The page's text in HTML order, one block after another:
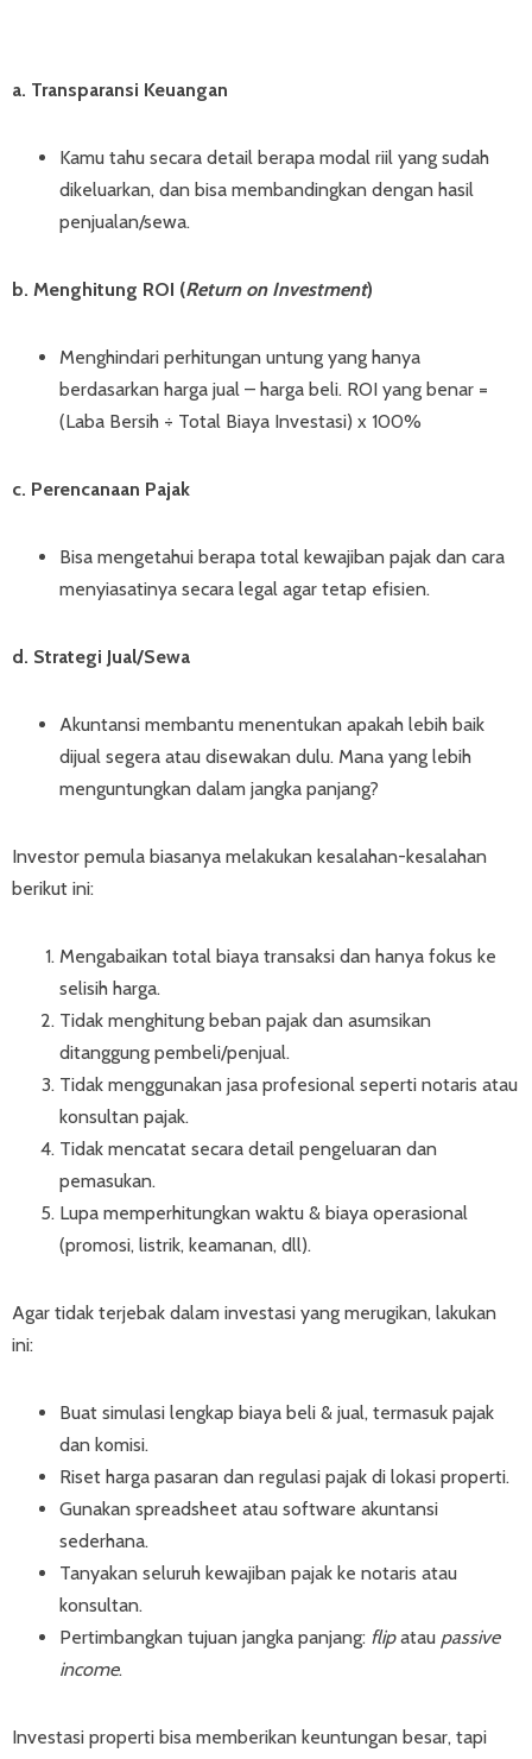
a. Transparansi Keuangan
Kamu tahu secara detail berapa modal riil yang sudah
dikeluarkan, dan bisa membandingkan dengan hasil
penjualan/sewa.
b. Menghitung ROI (Return on Investment)
Menghindari perhitungan untung yang hanya
berdasarkan harga jual – harga beli. ROI yang benar =
(Laba Bersih ÷ Total Biaya Investasi) x 100%
c. Perencanaan Pajak
Bisa mengetahui berapa total kewajiban pajak dan cara
menyiasatinya secara legal agar tetap efisien.
d. Strategi Jual/Sewa
Akuntansi membantu menentukan apakah lebih baik
dijual segera atau disewakan dulu. Mana yang lebih
menguntungkan dalam jangka panjang?
Investor pemula biasanya melakukan kesalahan-kesalahan
berikut ini:
Mengabaikan total biaya transaksi dan hanya fokus ke
selisih harga.
Tidak menghitung beban pajak dan asumsikan
ditanggung pembeli/penjual.
Tidak menggunakan jasa profesional seperti notaris atau
konsultan pajak.
Tidak mencatat secara detail pengeluaran dan
pemasukan.
Lupa memperhitungkan waktu & biaya operasional
(promosi, listrik, keamanan, dll).
Agar tidak terjebak dalam investasi yang merugikan, lakukan
ini:
Buat simulasi lengkap biaya beli & jual, termasuk pajak
dan komisi.
Riset harga pasaran dan regulasi pajak di lokasi properti.
Gunakan spreadsheet atau software akuntansi
sederhana.
Tanyakan seluruh kewajiban pajak ke notaris atau
konsultan.
Pertimbangkan tujuan jangka panjang: flipatau passive
income.
Investasi properti bisa memberikan keuntungan besar, tapi